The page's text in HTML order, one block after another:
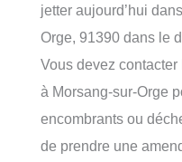
jetter aujourd’hui
Orge, 91390 dans le
Vous devez
à Morsang-sur-Orge
encombrants ou
de prendre une